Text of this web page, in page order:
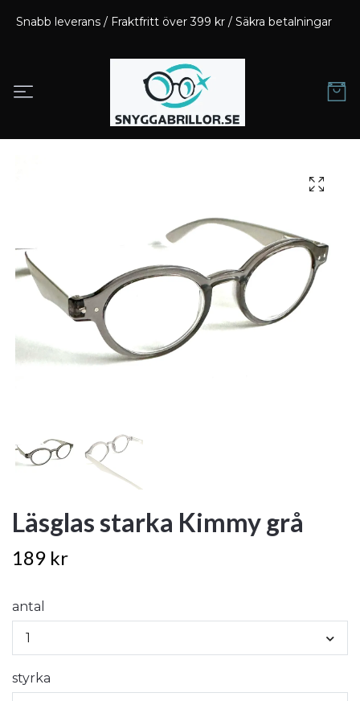
Snabb leverans / Fraktfritt över 399 kr / Säkra betalningar
Läsglas starka Kimmy grå
189 kr
antal
1
styrka